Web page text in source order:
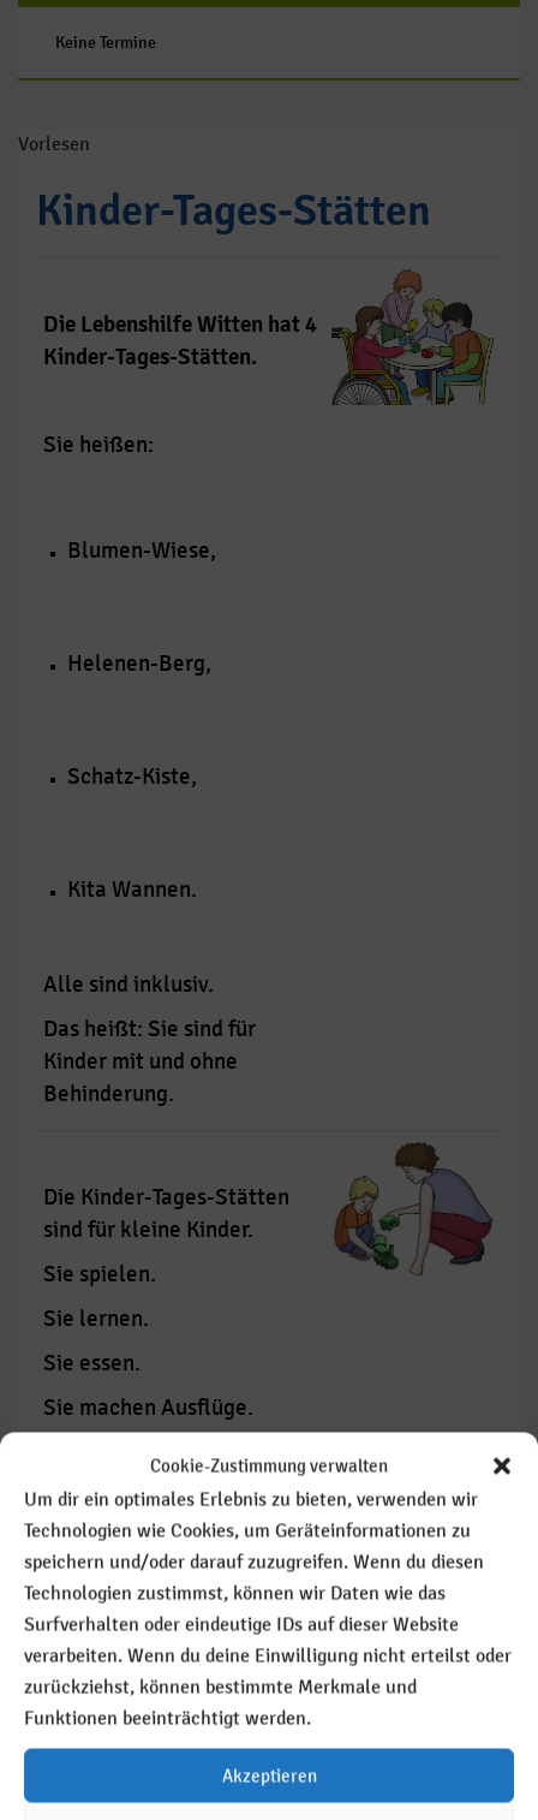
Cookie-Zustimmung verwalten
Um dir ein optimales Erlebnis zu bieten, verwenden wir
Technologien wie Cookies, um Geräteinformationen zu
speichern und/oder darauf zuzugreifen. Wenn du diesen
Technologien zustimmst, können wir Daten wie das
Surfverhalten oder eindeutige IDs auf dieser Website
verarbeiten. Wenn du deine Einwilligung nicht erteilst oder
zurückziehst, können bestimmte Merkmale und
Funktionen beeinträchtigt werden.
Akzeptieren
Keine Termine
Vorlesen
Kinder-Tages-Stätten
Die Lebenshilfe Witten hat 4
Kinder-Tages-Stätten.
Sie heißen:
Blumen-Wiese,
Helenen-Berg,
Schatz-Kiste,
Kita Wannen.
Alle sind inklusiv.
Das heißt: Sie sind für
Kinder mit und ohne
Behinderung.
Die Kinder-Tages-Stätten
sind für kleine Kinder.
Sie spielen.
Sie lernen.
Sie essen.
Sie machen Ausflüge.
Wir wollen, dass
alle Kinder gleich sind,
jeder bekommt, was er
braucht,